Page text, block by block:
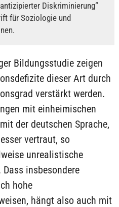
Diskriminierung“
für Soziologie und
Bildungsstudie zeigen
dieser Art durch
verstärkt werden.
mit einheimischen
der deutschen Sprache,
vertraut, so
unrealistische
insbesondere
hohe
hängt also auch mit